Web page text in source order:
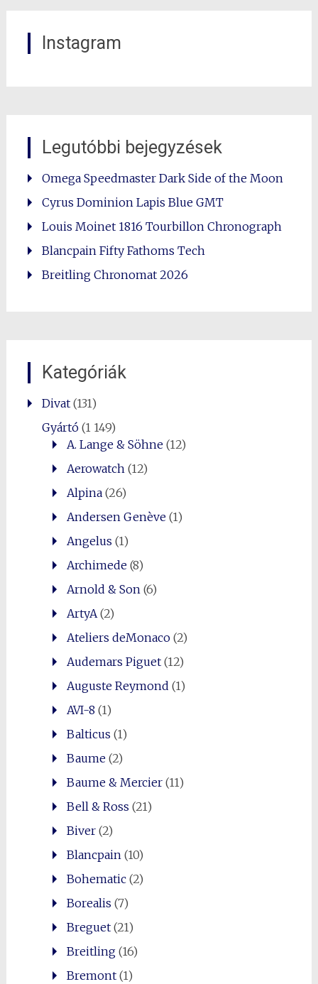
Instagram
Legutóbbi bejegyzések
Omega Speedmaster Dark Side of the Moon
Cyrus Dominion Lapis Blue GMT
Louis Moinet 1816 Tourbillon Chronograph
Blancpain Fifty Fathoms Tech
Breitling Chronomat 2026
Kategóriák
Divat(131)
Gyártó(1 149)
A. Lange & Söhne(12)
Aerowatch (12)
Alpina(26)
Andersen Genève(1)
Angelus (1)
Archimede(8)
Arnold & Son (6)
ArtyA (2)
Ateliers deMonaco(2)
Audemars Piguet(12)
Auguste Reymond (1)
AVI-8 (1)
Balticus (1)
Baume(2)
Baume & Mercier(11)
Bell & Ross (21)
Biver(2)
Blancpain (10)
Bohematic(2)
Borealis (7)
Breguet(21)
Breitling(16)
Bremont(1)
Shares